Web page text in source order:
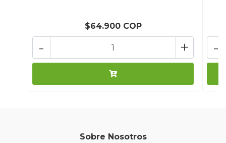
$64.900 COP
+
- -
Sobre Nosotros